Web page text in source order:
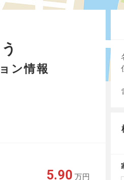
ン情報
5.90 万円